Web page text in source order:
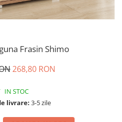
Frasin Shimo
268,80 RON
IN STOC
livrare: 3-5 zile